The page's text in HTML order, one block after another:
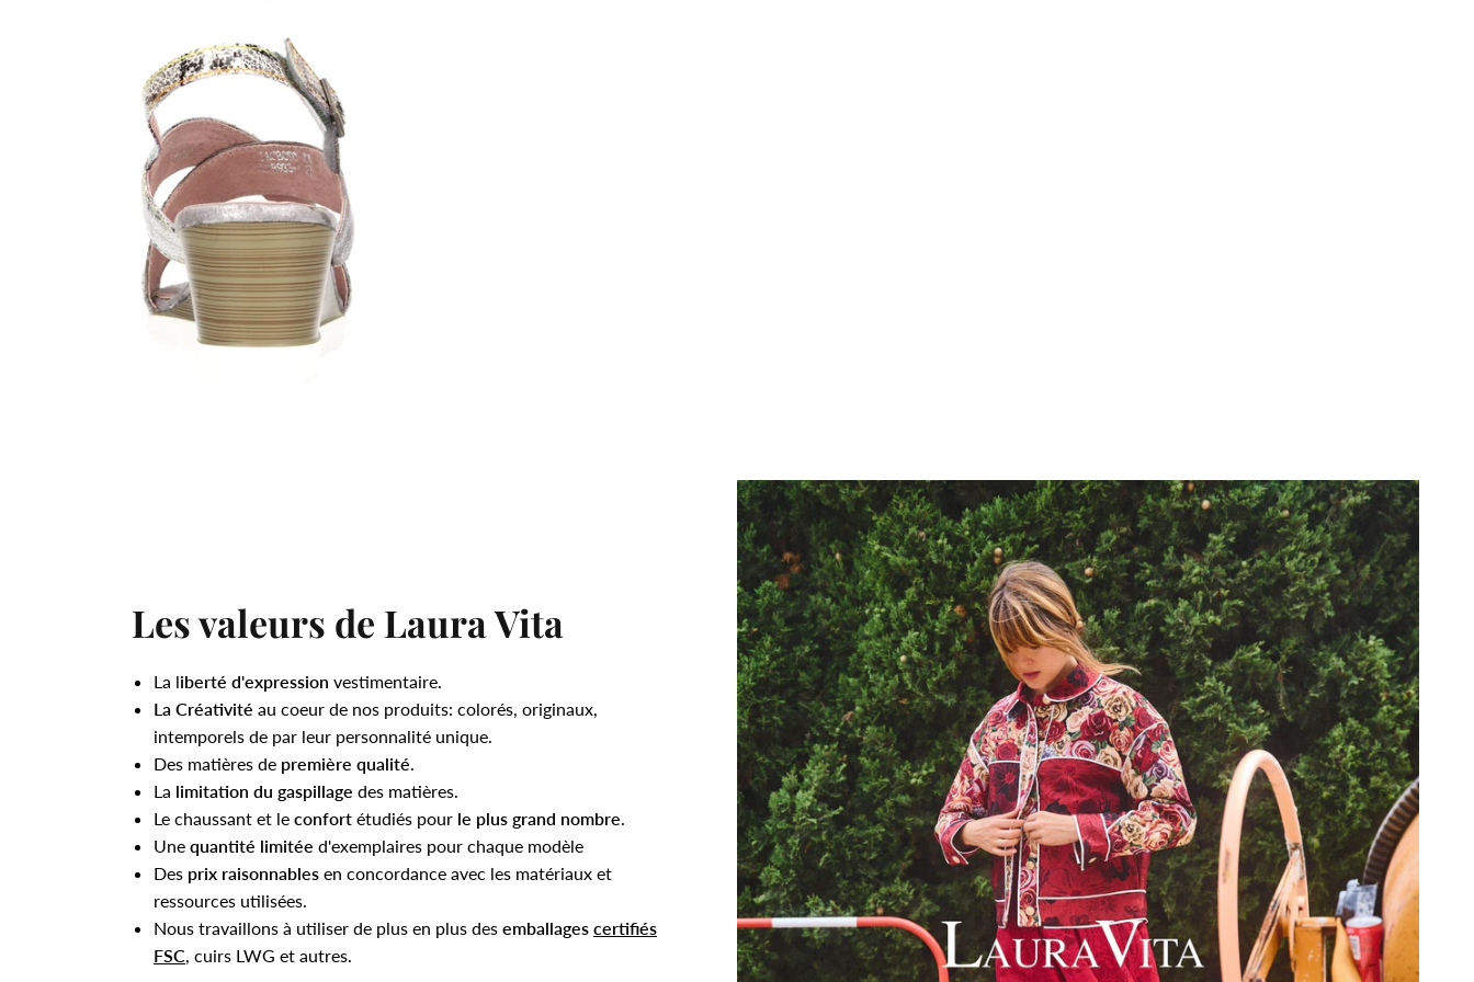
Les valeurs de Laura Vita
La liberté d'expression vestimentaire.
La Créativité au coeur de nos produits: colorés, originaux,
intemporels de par leur personnalité unique.
Des matières de première qualité
La limitation du gaspillage des matières.
Le chaussant et le confort étudiés pour le plus grand nombre
Une quantité limitée d'exemplaires pour chaque modèle
Des prix raisonnables en concordance avec les matériaux et
ressources utilisées.
Nous travaillons à utiliser de plus en plus des emballages certifiés
FSC , cuirs LWG et autres.